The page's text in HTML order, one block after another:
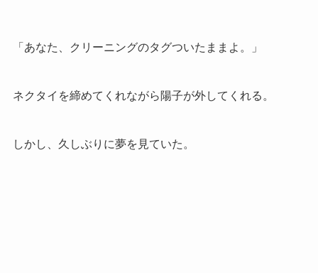
「あなた、クリーニングのタグついたままよ。」
ネクタイを締めてくれながら陽子が外してくれる。
しかし、久しぶりに夢を見ていた。